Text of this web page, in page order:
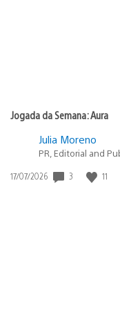
Jogada da Semana: Aura
Julia Moreno
PR, Editorial and
Data
17/07/2026 3 11